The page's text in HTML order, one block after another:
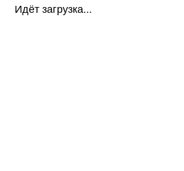
Идёт загрузка...